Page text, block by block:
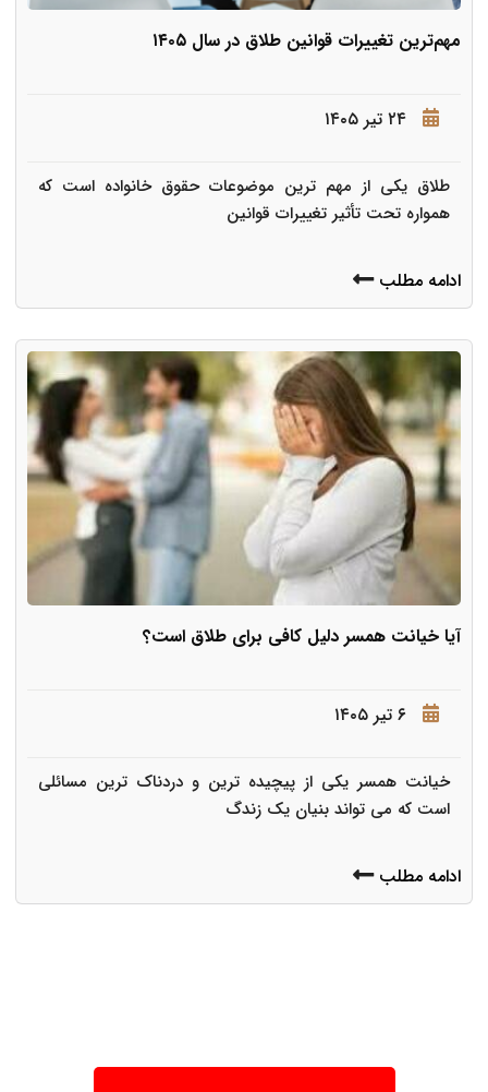
مهم‌ترین تغییرات قوانین طلاق در سال ۱۴۰۵
۲۴ تیر ۱۴۰۵
طلاق یکی از مهم ترین موضوعات حقوق خانواده است که
همواره تحت تأثیر تغییرات قوانین
ادامه مطلب
آیا خیانت همسر دلیل کافی برای طلاق است؟
۶ تیر ۱۴۰۵
خیانت همسر یکی از پیچیده ترین و دردناک ترین مسائلی
است که می تواند بنیان یک زندگ
ادامه مطلب